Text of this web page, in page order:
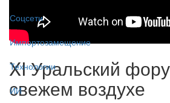
Соцсети
Импортозамещение
Технологии
ИИ
XI Уральский
свежем воздухе